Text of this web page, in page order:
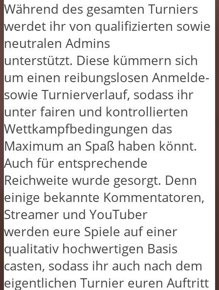
Während des gesamten Turniers
werdet ihr von qualifizierten sowie
neutralen Admins
unterstützt. Diese kümmern sich
um einen reibungslosen Anmelde-
sowie Turnierverlauf, sodass ihr
unter fairen und kontrollierten
Wettkampfbedingungen das
Maximum an Spaß haben könnt.
Auch für entsprechende
Reichweite wurde gesorgt. Denn
einige bekannte Kommentatoren,
Streamer und YouTuber
werden eure Spiele auf einer
qualitativ hochwertigen Basis
casten, sodass ihr auch nach dem
eigentlichen Turnier euren Auftritt